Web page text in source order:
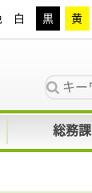
白 黒 黄
総務課